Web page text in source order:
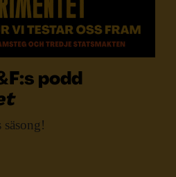
podd
säsong!